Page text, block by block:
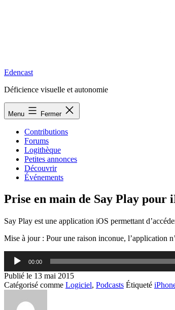
Edencast
Déficience visuelle et autonomie
Menu Fermer
Contributions
Forums
Logithèque
Petites annonces
Découvrir
Événements
Prise en main de Say Play pour
Say Play est une application iOS permettant
Mise à jour : Pour une raison inconue, l’application
Lecteur
audio
00:00
Publié le 13 mai 2015
Catégorisé comme Logiciel, Podcasts Étiqueté